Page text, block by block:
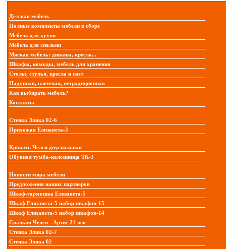
Детская мебель
Полные комплекты мебели в сборе
Мебель для кухни
Мебель для спальни
Мягкая мебель: диваны, кресла...
Шкафы, комоды, мебель для хранения
Столы, стулья, кресла и свет
Надувная, плетеная, нетрадиционная
Как выбирать мебель?
Контакты
Стенка Элика 02-6
Прихожая Елизавета-3
Кровать Челси двуспальная
Обувная тумба-калошница ТК-3
Новости мира мебели
Предложения наших партнеров
Шкаф-гармошка Елизавета-5
Шкаф Елизавета-5 набор шкафов-15
Шкаф Елизавета-5 набор шкафов-14
Спальня Челси - Артис 21 век
Стенка Элика 02-7
Стенка Элика 02